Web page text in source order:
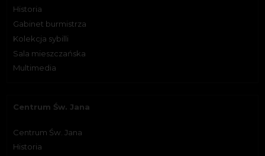
Historia
Gabinet burmistrza
Kolekcja sybilli
Sala mieszczańska
Multimedia
Centrum Św. Jana
Centrum Św. Jana
Historia